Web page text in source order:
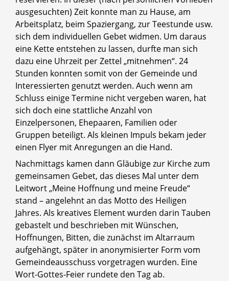
ausgesuchten) Zeit konnte man zu Hause, am
Arbeitsplatz, beim Spaziergang, zur Teestunde usw.
sich dem individuellen Gebet widmen. Um daraus
eine Kette entstehen zu lassen, durfte man sich
dazu eine Uhrzeit per Zettel „mitnehmen“. 24
Stunden konnten somit von der Gemeinde und
Interessierten genutzt werden. Auch wenn am
Schluss einige Termine nicht vergeben waren, hat
sich doch eine stattliche Anzahl von
Einzelpersonen, Ehepaaren, Familien oder
Gruppen beteiligt. Als kleinen Impuls bekam jeder
einen Flyer mit Anregungen an die Hand.
Nachmittags kamen dann Gläubige zur Kirche zum
gemeinsamen Gebet, das dieses Mal unter dem
Leitwort „Meine Hoffnung und meine Freude“
stand – angelehnt an das Motto des Heiligen
Jahres. Als kreatives Element wurden darin Tauben
gebastelt und beschrieben mit Wünschen,
Hoffnungen, Bitten, die zunächst im Altarraum
aufgehängt, später in anonymisierter Form vom
Gemeindeausschuss vorgetragen wurden. Eine
Wort-Gottes-Feier rundete den Tag ab.